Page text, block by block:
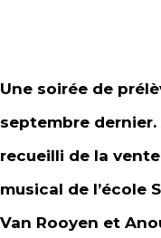
Une soirée de
septembre dernier.
recueilli de la
musical de l’école
Van Rooyen et